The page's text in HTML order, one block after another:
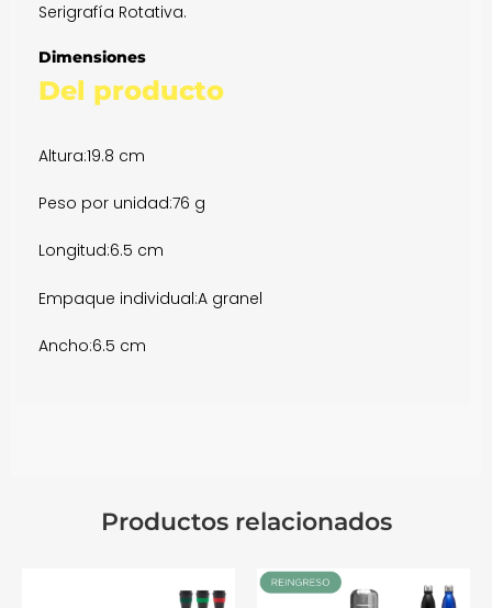
Serigrafía Rotativa.
Dimensiones
Del producto
Altura:19.8 cm
Peso por unidad:76 g
Longitud:6.5 cm
Empaque individual:A granel
Ancho:6.5 cm
Productos relacionados